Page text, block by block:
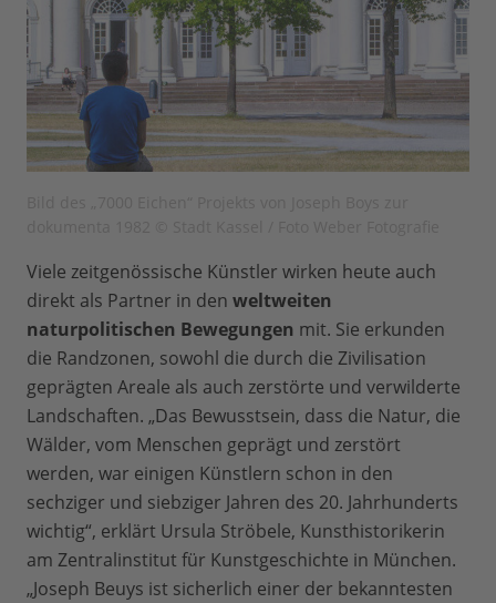
Viele zeitgenössische Künstler wirken heute auch
direkt als Partner in den weltweiten
naturpolitischen Bewegungen mit. Sie erkunden
die Randzonen, sowohl die durch die Zivilisation
geprägten Areale als auch zerstörte und verwilderte
Landschaften. „Das Bewusstsein, dass die Natur, die
Wälder, vom Menschen geprägt und zerstört
werden, war einigen Künstlern schon in den
sechziger und siebziger Jahren des 20. Jahrhunderts
wichtig“, erklärt Ursula Ströbele, Kunsthistorikerin
am Zentralinstitut für Kunstgeschichte in München.
„Joseph Beuys ist sicherlich einer der bekanntesten